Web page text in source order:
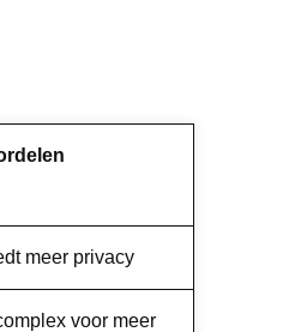
meer privacy
voor meer